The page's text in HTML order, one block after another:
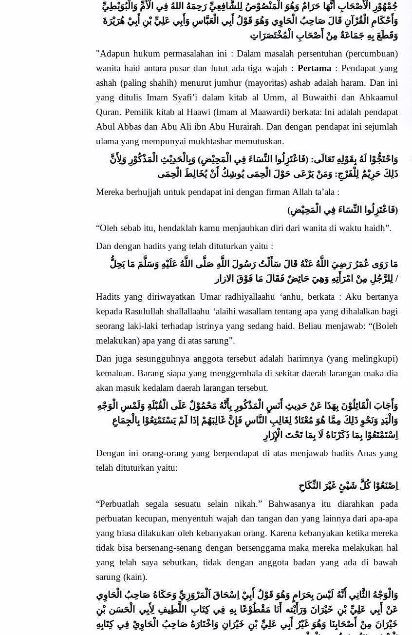
جُمْهُوْرِ الْأَصْحَابِ أَنَّهَا حَرَامٌ وَهُوَ الْمَنْصُوْصُ لِلشَّافِعِيِّ رَحِمَهُ اللهُ فِي الْأُمِّ وَالْبُوَيْطِيِّ
وَأَحْكَامِ الْقُرْآنِ قَالَ صَاحِبُ الْحَاوِي وَهُوَ قَوْلُ أَبِي الْعَبَّاسِ وَأَبِي عَلِيِّ بْنِ أَبِيْ هُرَيْرَةَ
وَقَطَعَ بِهِ جَمَاعَةٌ مِنْ أَصْحَابِ الْمُخْتَصَرَاتِ
"Adapun hukum permasalahan ini : Dalam masalah persentuhan (percumbuan)
wanita haid antara pusar dan lutut ada tiga wajah : Pertama : Pendapat yang
ashah (paling shahih) menurut jumhur (mayoritas) ashab adalah haram. Dan ini
yang ditulis Imam Syafi’i dalam kitab al Umm, al Buwaithi dan Ahkaamul
Quran. Pemilik kitab al Haawi (Imam al Maawardi) berkata: Ini adalah pendapat
Abul Abbas dan Abu Ali ibn Abu Hurairah. Dan dengan pendapat ini sejumlah
ulama yang mempunyai mukhtashar memutuskan.
وَاحْتَجُّوْا لَهُ بِقَوْلِهِ تَعَالَى: (فَاعْتَزِلُوا النِّسَاءَ فِي الْمَحِيْضِ) وَبِالْحَدِيْثِ الْمَذْكُوْرِ وَلِأَنَّ
ذَلِكَ حَرِيْمٌ لِلْفَرْجِ: وَمَنْ يَرْعَى حَوْلَ الْحِمَى يُوشِكُ أَنْ يُخَالِطَ الْحِمَى
Mereka berhujjah untuk pendapat ini dengan firman Allah ta’ala :
(فَاعْتَزِلُوا النِّسَاءَ فِي الْمَحِيْضِ)
“Oleh sebab itu, hendaklah kamu menjauhkan diri dari wanita di waktu haidh”.
Dan dengan hadits yang telah dituturkan yaitu :
مَا رَوَى عُمَرُ رَضِيَ اللَّهُ عَنْهُ قَالَ سَأَلْتُ رَسُولَ اللَّهِ صَلَّى اللَّهُ عَلَيْهِ وَسَلَّمَ مَا يَحِلُّ
لِلرَّجُلِ مِنْ امْرَأَتِهِ وَهِيَ حَائِضٌ فَقَالَ مَا فَوْقَ الازار /
Hadits yang diriwayatkan Umar radhiyallaahu ‘anhu, berkata : Aku bertanya
kepada Rasulullah shallallaahu ‘alaihi wasallam tentang apa yang dihalalkan bagi
seorang laki-laki terhadap istrinya yang sedang haid. Beliau menjawab: “(Boleh
melakukan) apa yang di atas sarung".
Dan juga sesungguhnya anggota tersebut adalah harimnya (yang melingkupi)
kemaluan. Barang siapa yang menggembala di sekitar daerah larangan maka dia
akan masuk kedalam daerah larangan tersebut.
وَأَجَابَ الْقَائِلُوْنَ بِهَذَا عَنْ حَدِيثِ أَنَسٍ الْمَذْكُورِ بِأَنَّهُ مَحْمُوْلٌ عَلَى الْقُبْلَةِ وَلَمْسِ الْوَجْهِ
وَالْيَدِ وَنَحْوِ ذَلِكَ مِمَّا هُوَ مُعْتَادٌ لِغَالِبِ النَّاسِ فَإِنَّ غَالِبَهُمْ إذَا لَمْ يَسْتَمْتِعُوْا بِالْجِمَاعِ
اِسْتَمْتَعُوْا بِمَا ذَكَرْنَاهُ لَا بِمَا تَحْتَ الْإِزَارِ
Dengan ini orang-orang yang berpendapat di atas menjawab hadits Anas yang
telah dituturkan yaitu:
اِصْنَعُوْا كُلَّ شَيْئٍ غَيْرَ النِّكَاحِ
“Perbuatlah segala sesuatu selain nikah.” Bahwasanya itu diarahkan pada
perbuatan kecupan, menyentuh wajah dan tangan dan yang lainnya dari apa-apa
yang biasa dilakukan oleh kebanyakan orang. Karena kebanyakan ketika mereka
tidak bisa bersenang-senang dengan bersenggama maka mereka melakukan hal
yang telah saya sebutkan, tidak dengan anggota badan yang ada di bawah
sarung (kain).
وَالْوَجْهُ الثَّانِي أَنَّهُ لَيْسَ بِحَرَامٍ وَهُوَ قَوْلُ أَبِيْ اِسْحَاقَ اَلْمَرْوَزِيِّ وَحَكَاهُ صَاحِبُ الْحَاوِي
عَنْ أَبِي عَلِيِّ بْنِ خَيْرَانَ وَرَأَيْته أَنَا مَقْطُوْعًا بِهِ فِي كِتَابِ اللَّطِيفِ لِأَبِي الْحَسَن بْنِ
خَيْرَانَ مِنْ أَصْحَابِنَا وَهُوَ غَيْرُ أَبِي عَلِيِّ بْنِ خَيْرَانِ وَاخْتَارَهُ صَاحِبُ الْحَاوِيْ فِي كِتَابِهِ